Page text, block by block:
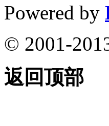
Powered by
© 2001-
返回顶部